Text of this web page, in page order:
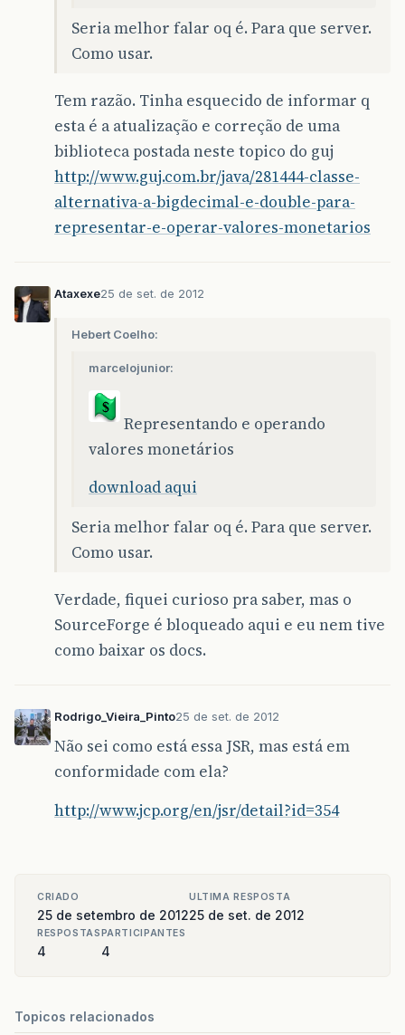
Seria melhor falar oq é. Para que server.
Como usar.
Tem razão. Tinha esquecido de informar q
esta é a atualização e correção de uma
biblioteca postada neste topico do guj
http://www.guj.com.br/java/281444-classe-
alternativa-a-bigdecimal-e-double-para-
representar-e-operar-valores-monetarios
Ataxexe25 de set. de 2012
Hebert Coelho:
marcelojunior:
Representando e operando
valores monetários
download aqui
Seria melhor falar oq é. Para que server.
Como usar.
Verdade, fiquei curioso pra saber, mas o
SourceForge é bloqueado aqui e eu nem tive
como baixar os docs.
Rodrigo_Vieira_Pinto25 de set. de 2012
Não sei como está essa JSR, mas está em
conformidade com ela?
http://www.jcp.org/en/jsr/detail?id=354
CRIADO
25 de setembro de 2012
ULTIMA RESPOSTA
25 de set. de 2012
RESPOSTAS
4
PARTICIPANTES
4
Topicos relacionados